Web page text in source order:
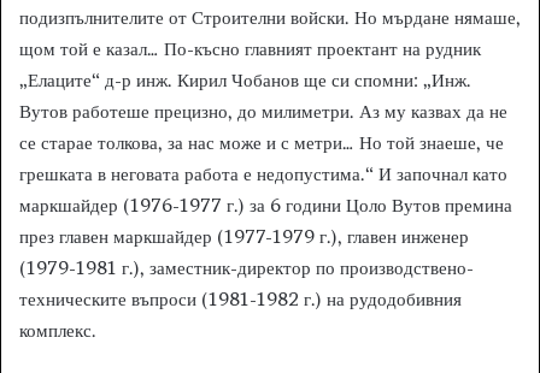
подизпълнителите от Строителни войски. Но мърдане нямаше,
щом той е казал… По-късно главният проектант на рудник
„Елаците“ д-р инж. Кирил Чобанов ще си спомни: „Инж.
Вутов работеше прецизно, до милиметри. Аз му казвах да не
се старае толкова, за нас може и с метри… Но той знаеше, че
грешката в неговата работа е недопустима.“ И започнал като
маркшайдер (1976-1977 г.) за 6 години Цоло Вутов премина
през главен маркшайдер (1977-1979 г.), главен инженер
(1979-1981 г.), заместник-директор по производствено-
техническите въпроси (1981-1982 г.) на рудодобивния
комплекс.